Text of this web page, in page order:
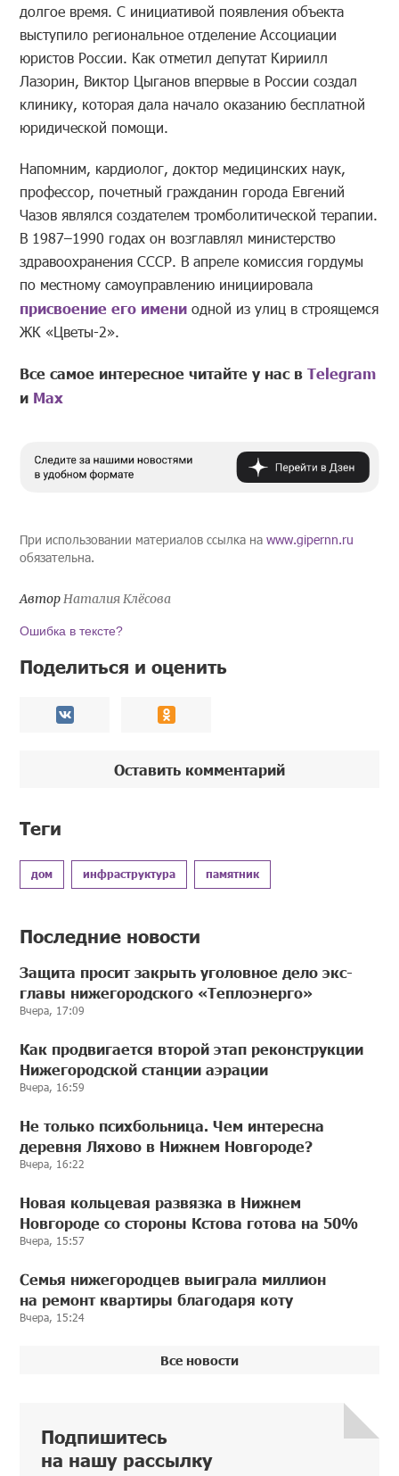
долгое время. С инициативой появления объекта
выступило региональное отделение Ассоциации
юристов России. Как отметил депутат Кириилл
Лазорин, Виктор Цыганов впервые в России создал
клинику, которая дала начало оказанию бесплатной
юридической помощи.
Напомним, кардиолог, доктор медицинских наук,
профессор, почетный гражданин города Евгений
Чазов являлся создателем тромболитической терапии.
В 1987–1990 годах он возглавлял министерство
здравоохранения СССР. В апреле комиссия гордумы
по местному самоуправлению инициировала
присвоение его имени одной из улиц в строящемся
ЖК «Цветы-2».
Все самое интересное читайте у нас вTelegram
и Mах
При использовании материалов ссылка наwww.gipernn.ru
обязательна.
Автор Наталия Клёсова
Ошибка в тексте?
Поделиться и оценить
Оставить комментарий
Теги
дом инфраструктура памятник
Последние новости
Защита просит закрыть уголовное дело экс-
главы нижегородского «Теплоэнерго»
Вчера, 17:09
Как продвигается второй этап реконструкции
Нижегородской станции аэрации
Вчера, 16:59
Не только психбольница. Чем интересна
деревня Ляхово в Нижнем Новгороде?
Вчера, 16:22
Новая кольцевая развязка в Нижнем
Новгороде со стороны Кстова готова на 50%
Вчера, 15:57
Семья нижегородцев выиграла миллион
на ремонт квартиры благодаря коту
Вчера, 15:24
Все новости
Подпишитесь
на нашу рассылку